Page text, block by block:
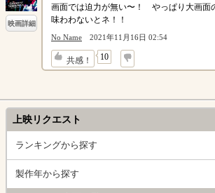
映画詳細
画面では迫力が無い〜！ やっぱり大画面
味わわないとネ！！
No Name 2021年11月16日 02:54
共感！ 10
↓
上映リクエスト
ランキングから探す
製作年から探す